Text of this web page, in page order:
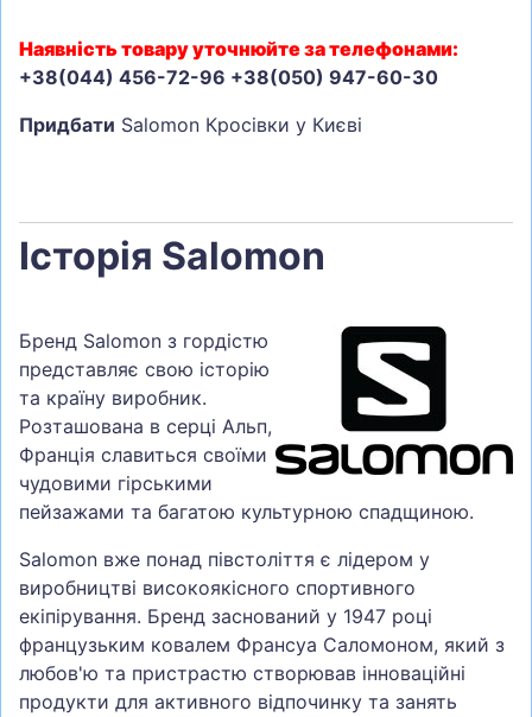
Наявність товару уточнюйте за телефонами:
+38(044) 456-72-96 +38(050) 947-60-30
Придбати Salomon Кросівки у Києві
Історія Salomon
Бренд Salomon з гордістю
представляє свою історію
та країну виробник.
Розташована в серці Альп,
Франція славиться своїми
чудовими гірськими
пейзажами та багатою культурною спадщиною.
Salomon вже понад півстоліття є лідером у
виробництві високоякісного спортивного
екіпірування. Бренд заснований у 1947 році
французьким ковалем Франсуа Саломоном, який з
любов'ю та пристрастю створював інноваційні
продукти для активного відпочинку та занять